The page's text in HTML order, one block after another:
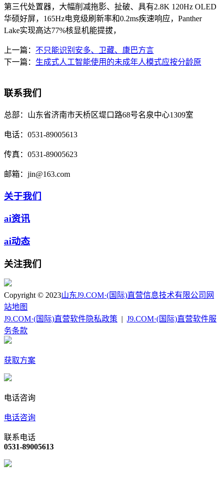
第三代处置器，大幅削减拖影、扯破、具有2.8K 120Hz OLED
华硕好屏，165Hz电竞级刷新率和0.2ms疾速响应，Panther
Lake实现高达77%核显机能提拔，
上一篇： 不只能识别安多、卫藏、康巴方言
下一篇： 生成式人工智能使用的未成年人模式应按分龄原
联系我们
总部： 山东省济南市天桥区堤口路68号名泉中心1309室
电话： 0531-89005613
传真： 0531-89005623
邮箱： jin@163.com
关于我们
ai资讯
ai动态
关注我们
Copyright © 2023山东J9.COM·(国际)直营信息技术有限公司 网
站地图
J9.COM·(国际)直营软件隐私政策
J9.COM·(国际)直营软件服
务条款
获取方案
电话咨询
电话咨询
联系电话
0531-89005613